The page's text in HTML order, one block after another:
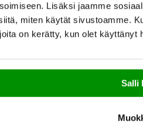
Lisäksi jaamme
miten käytät sivustoamme.
on kerätty, kun olet käyttänyt
Salli